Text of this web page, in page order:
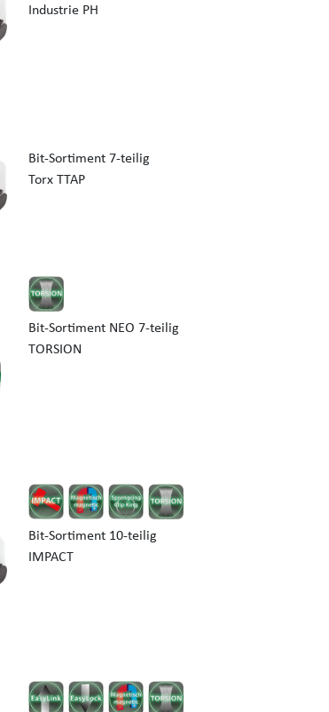
Industrie PH
Bit-Sortiment 7-teilig
Torx TTAP
Bit-Sortiment NEO 7-teilig
TORSION
Bit-Sortiment 10-teilig
IMPACT